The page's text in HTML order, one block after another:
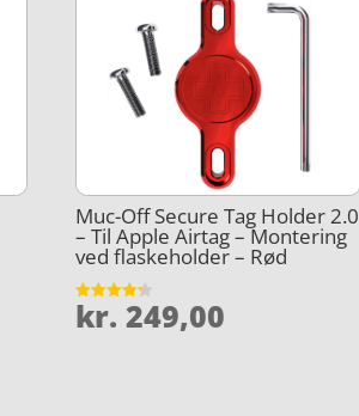
Muc-Off Secure Tag Holder 2.0
– Til Apple Airtag – Montering
ved flaskeholder – Rød
Vurderet
4.2
kr. 249,00